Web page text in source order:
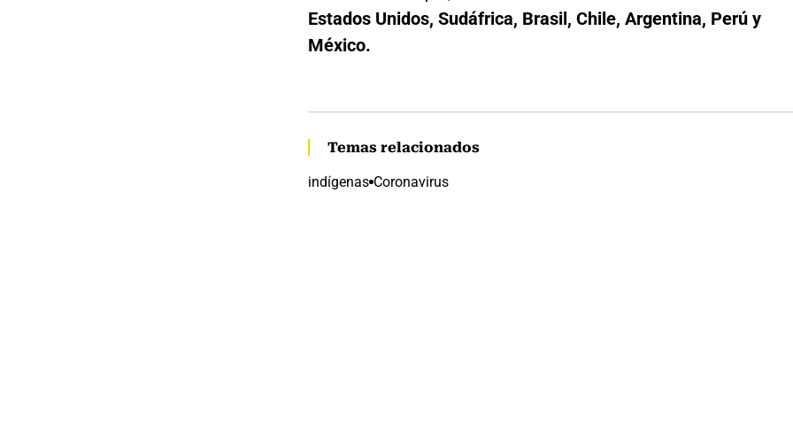
Estados Unidos, Sudáfrica, Brasil, Chile, Argentina, Perú y
México.
Temas relacionados
indígenas Coronavirus